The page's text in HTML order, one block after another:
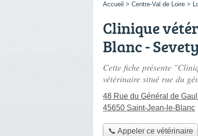
Accueil > Centre-Val de Loire >
Clinique
Blanc -
Cette fiche présente
vétérinaire situé rue du
48 Rue du Général de
45650 Saint-Jean-le-Blanc
📞 Appeler ce vétérinaire